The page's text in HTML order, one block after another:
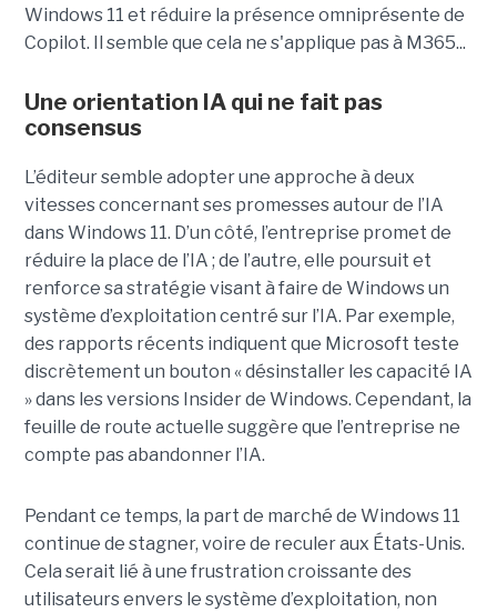
Windows 11 et réduire la présence omniprésente de
Copilot. Il semble que cela ne s'applique pas à M365...
Une orientation IA qui ne fait pas
consensus
L’éditeur semble adopter une approche à deux
vitesses concernant ses promesses autour de l’IA
dans Windows 11. D’un côté, l’entreprise promet de
réduire la place de l’IA ; de l’autre, elle poursuit et
renforce sa stratégie visant à faire de Windows un
système d’exploitation centré sur l’IA. Par exemple,
des rapports récents indiquent que Microsoft teste
discrètement un bouton « désinstaller les capacité IA
» dans les versions Insider de Windows. Cependant, la
feuille de route actuelle suggère que l’entreprise ne
compte pas abandonner l’IA.
Pendant ce temps, la part de marché de Windows 11
continue de stagner, voire de reculer aux États-Unis.
Cela serait lié à une frustration croissante des
utilisateurs envers le système d’exploitation, non